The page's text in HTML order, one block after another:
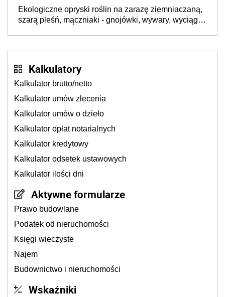
Ekologiczne opryski roślin na zarazę ziemniaczaną,
szarą pleśń, mączniaki - gnojówki, wywary, wyciągi.
Kalkulatory
Kalkulator brutto/netto
Kalkulator umów zlecenia
Kalkulator umów o dzieło
Kalkulator opłat notarialnych
Kalkulator kredytowy
Kalkulator odsetek ustawowych
Kalkulator ilości dni
Aktywne formularze
Prawo budowlane
Podatek od nieruchomości
Księgi wieczyste
Najem
Budownictwo i nieruchomości
Wskaźniki